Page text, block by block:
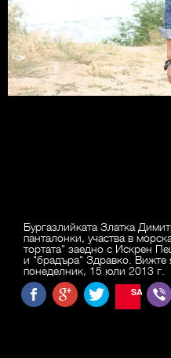
Бургазлийката Златка
панталонки, участва в
тортата" заедно с Искрен
и "брадъра" Здравко. Вижте
понеделник, 15 юли 2013 г.
SAVE